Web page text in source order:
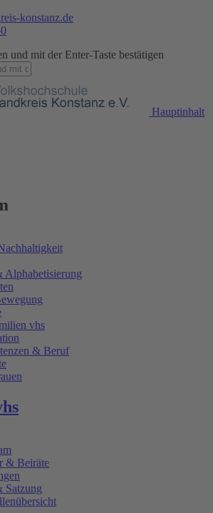
konstanz.de
und mit der Enter-Taste bestätigen
Hauptinhalt
vhs
& Beruf
& Beiräte
Satzung